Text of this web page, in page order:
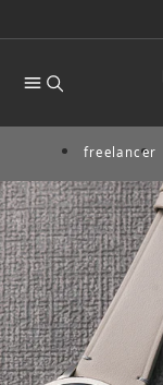
freelancer
Skip
to
content